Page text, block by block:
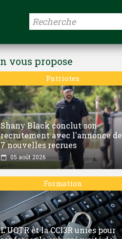
vous propose
Patriotes
Shany Black conclut son
recrutement avec l'annonce de
7 nouvelles recrues
05 août 2026
Formation
L'UQTR et la CCI3R unies pour